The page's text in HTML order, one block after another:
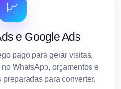
📈
e Google Ads
pago para gerar visitas,
WhatsApp, orçamentos e
para converter.